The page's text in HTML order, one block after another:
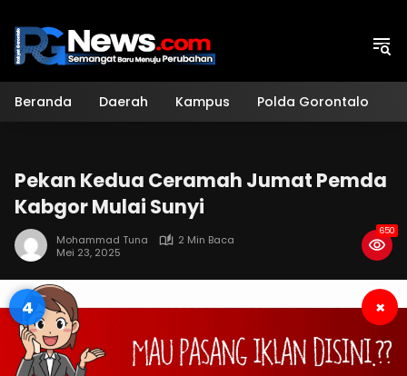
konten
Beranda Daerah Kampus Polda Gorontalo
Pekan Kedua Ceramah Jumat Pemda
Kabgor Mulai Sunyi
Mohammad Tuna
2 Min Baca
Mei 23, 2025
650
3 ×